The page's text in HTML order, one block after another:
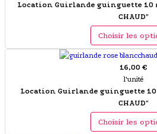
Location Guirlande guinguette 10
CHAUD"
Choisir les
16,00 €
l'unité
Location Guirlande guinguette 10
CHAUD"
Choisir les